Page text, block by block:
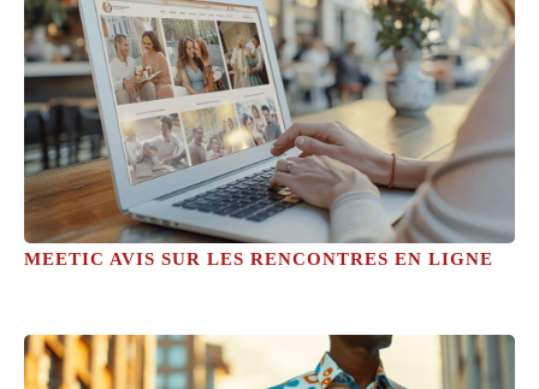
MEETIC AVIS SUR LES RENCONTRES EN LIGNE